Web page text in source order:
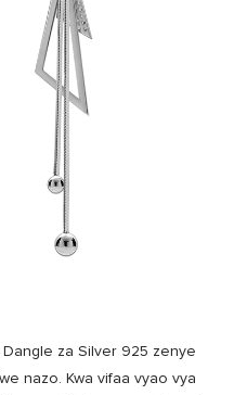
za Silver 925 zenye
nazo. Kwa vifaa vyao vya